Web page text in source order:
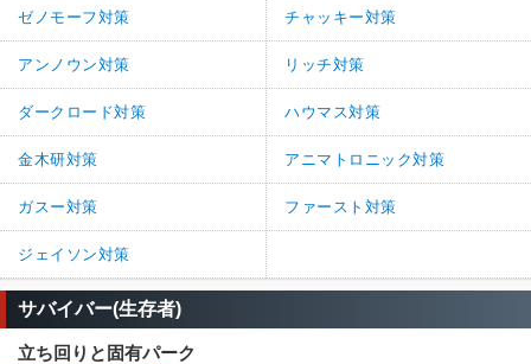
ゼノモーフ対策 チャッキー対策
アンノウン対策 リッチ対策
ダークロード対策 ハウマス対策
金木研対策 アニマトロニック対策
ガスー対策 ファースト対策
ジェイソン対策
サバイバー(生存者)
立ち回りと固有パーク